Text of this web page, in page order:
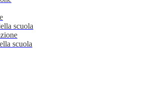
scuola
scuola